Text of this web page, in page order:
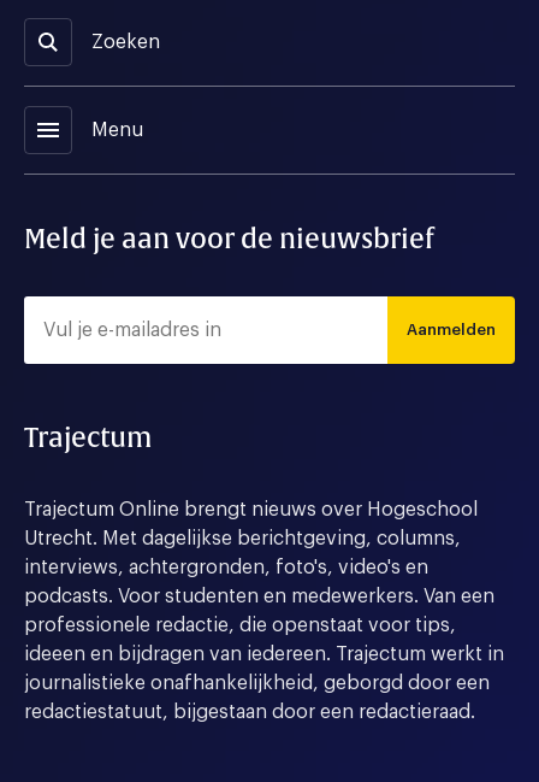
Zoeken
menu Menu
Meld je aan voor de nieuwsbrief
Aanmelden
Trajectum
Trajectum Online brengt nieuws over Hogeschool
Utrecht. Met dagelijkse berichtgeving, columns,
interviews, achtergronden, foto's, video's en
podcasts. Voor studenten en medewerkers. Van een
professionele redactie, die openstaat voor tips,
ideeen en bijdragen van iedereen. Trajectum werkt in
journalistieke onafhankelijkheid, geborgd door een
redactiestatuut, bijgestaan door een redactieraad.